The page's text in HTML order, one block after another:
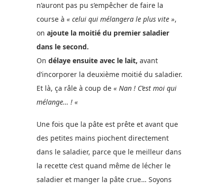
n’auront pas pu s’empêcher de faire la
course à « celui qui mélangera le plus vite »,
on ajoute la moitié du premier saladier
dans le second.
On délaye ensuite avec le lait, avant
d’incorporer la deuxième moitié du saladier.
Et là, ça râle à coup de « Nan ! C’est moi qui
mélange… ! «
Une fois que la pâte est prête et avant que
des petites mains piochent directement
dans le saladier, parce que le meilleur dans
la recette c’est quand même de lécher le
saladier et manger la pâte crue… Soyons